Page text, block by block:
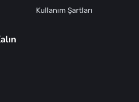
Kullanım Şartları